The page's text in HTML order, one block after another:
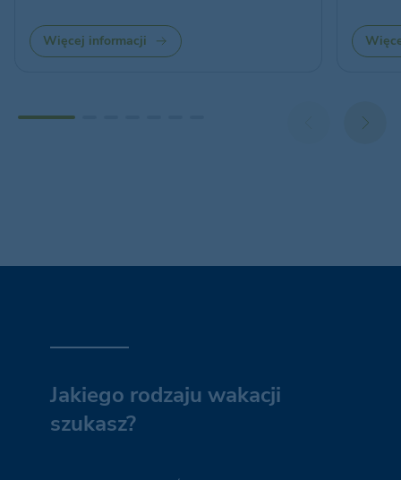
Więcej informacji
Jakiego rodzaju wakacji
szukasz?